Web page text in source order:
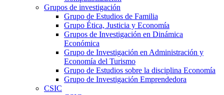
Grupos de investigación
Grupo de Estudios de Familia
Grupo Ética, Justicia y Economía
Grupos de Investigación en Dinámica
Económica
Grupo de Investigación en Administración y
Economía del Turismo
Grupo de Estudios sobre la disciplina Economía
Grupo de Investigación Emprendedora
CSIC